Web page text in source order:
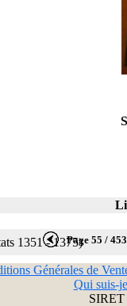
1351 - 1375)Page 55 / 453
Générales de
Qui suis-
SIRET